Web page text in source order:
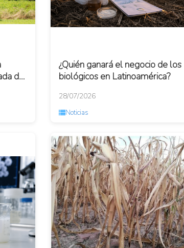
de
¿Quién ganará el negocio de los
biológicos en Latinoamérica?
28/07/2026
Noticias